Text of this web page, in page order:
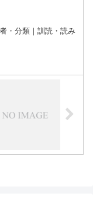
・分類｜訓読・読み